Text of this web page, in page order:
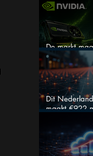
De markt
fout bij Nvidia
Dit
maakt €922
dit